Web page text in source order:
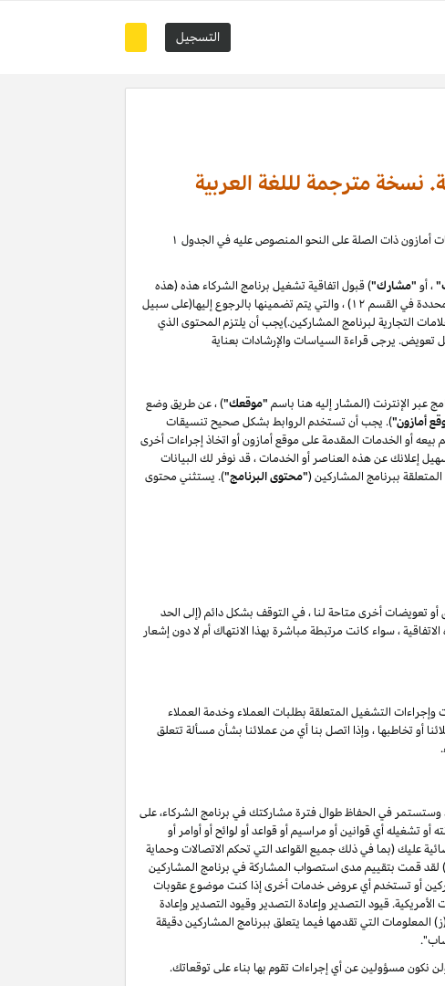
التسجيل
نسخة مترجمة لللغة العربية
) ، حيث يمكنك إدارة علاقة التسويق بالعمولة الخاصة بك مع كيانات أمازون ذات الصلة على النحو المنصوص عليه في الجدول ۱
، أو "مشارك") قبول اتفاقية تشغيل برنامج الشركاء هذه (هذه
"الاتفاقية") دون تغيير. من خلال التسجيل في موقع المشاركين أو استخدامه ، فإنك توافق على هذه الاتفاقية ، بما في ذلك سياسات البرنامج (المحددة في القسم ۱۲) ، والتي يتم تضمينها بالرجوع إليها(على سبيل
التجارية لبرنامج المشاركين.)يجب أن يلتزم المحتوى الذي
الإنترنت (المشار إليه هنا باسم "موقعك") ، عن طريق وضع
أمازون"). يجب أن تستخدم الروابط بشكل صحيح تنسيقات
أو الخدمات المقدمة على موقع أمازون أو اتخاذ إجراءات أخرى
عن هذه العناصر أو الخدمات ، قد نوفر لك البيانات
ببرنامج المشاركين ("محتوى البرنامج"). يستثني محتوى
أو تعويضات أخرى متاحة لنا ، في التوقف بشكل دائم (إلى الحد
، سواء كانت مرتبطة مباشرة بهذا الانتهاك أم لا دون إشعار
التشغيل المتعلقة بطلبات العملاء وخدمة العملاء
تخاطبها ، وإذا اتصل بنا أي من عملائنا بشأن مسألة تتعلق
في الحفاظ طوال فترة مشاركتك في برنامج الشركاء، على
تشغيله أي قوانين أو مراسيم أو قواعد أو لوائح أو أوامر أو
عليك (بما في ذلك جميع القواعد التي تحكم الاتصالات وحماية
لقد قمت بتقييم مدى استصواب المشاركة في برنامج المشاركين
أو تستخدم أي عروض خدمات أخرى إذا كنت موضوع عقوبات
قيود التصدير وإعادة التصدير وقيود التصدير وإعادة
المعلومات التي تقدمها فيما يتعلق ببرنامج المشاركين دقيقة
نكون مسؤولين عن أي إجراءات تقوم بها بناء على توقعاتك.